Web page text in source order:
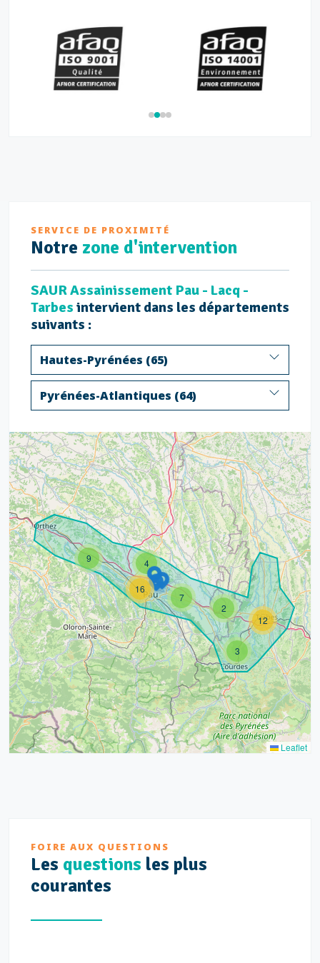
SERVICE DE PROXIMITÉ
Notre zone d'intervention
SAUR Assainissement Pau - Lacq -
Tarbes intervient dans les départements
suivants :
Hautes-Pyrénées (65)
Pyrénées-Atlantiques (64)
2
3
12
4
7
16
9
Leaflet
FOIRE AUX QUESTIONS
Les questions les plus
courantes